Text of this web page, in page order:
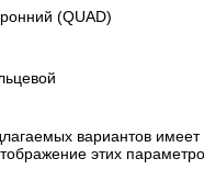
(QUAD)
вариантов имеет
этих